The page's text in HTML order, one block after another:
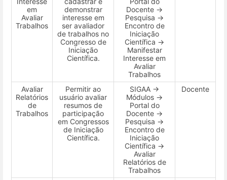
em
Avaliar
Trabalhos
demonstrar
interesse em
ser avaliador
de trabalhos no
Congresso de
Iniciação
Científica.
Docente →
Pesquisa →
Encontro de
Iniciação
Científica →
Manifestar
Interesse em
Avaliar
Trabalhos
Avaliar
Relatórios
de
Trabalhos
Permitir ao
usuário avaliar
resumos de
participação
em Congressos
de Iniciação
Científica.
SIGAA →
Módulos →
Portal do
Docente →
Pesquisa →
Encontro de
Iniciação
Científica →
Avaliar
Relatórios de
Trabalhos
Docente